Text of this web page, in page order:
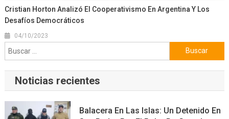
Cristian Horton Analizó El Cooperativismo En Argentina Y Los
Desafíos Democráticos
04/10/2023
Buscar:
Noticias recientes
Balacera En Las Islas: Un Detenido En